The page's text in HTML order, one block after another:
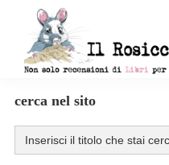
contenuto
di
libri
per
cerca nel sito
Search
for: